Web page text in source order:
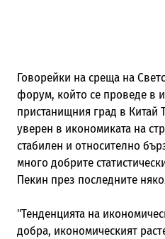
Говорейки на среща на
форум, който се проведе в
пристанищния град в Китай
уверен в икономиката на
стабилен и относително
много добрите
Пекин през последните
"Тенденцията на
добра, икономическият